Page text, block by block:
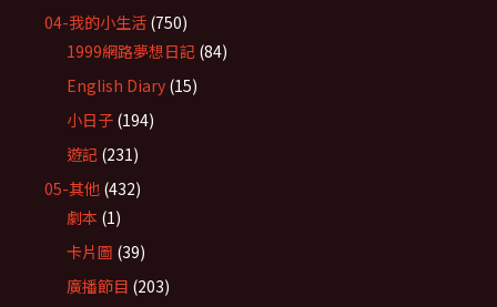
04-我的小生活 (750)
1999網路夢想日記 (84)
English Diary (15)
小日子 (194)
遊記 (231)
05-其他 (432)
劇本 (1)
卡片圖 (39)
廣播節目 (203)